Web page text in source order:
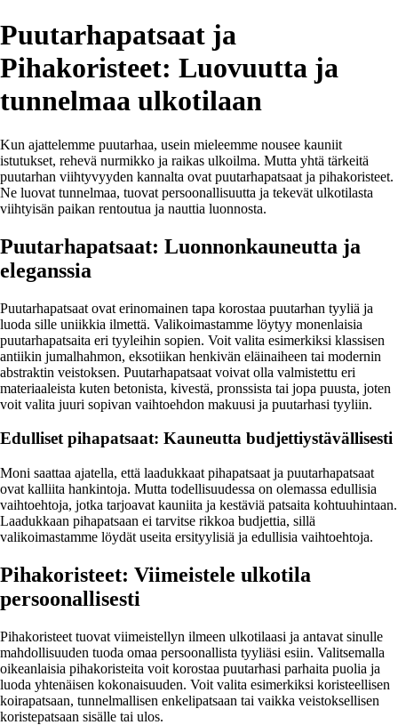
Puutarhapatsaat ja
Pihakoristeet: Luovuutta ja
tunnelmaa ulkotilaan
Kun ajattelemme puutarhaa, usein mieleemme nousee kauniit
istutukset, rehevä nurmikko ja raikas ulkoilma. Mutta yhtä tärkeitä
puutarhan viihtyvyyden kannalta ovat puutarhapatsaat ja pihakoristeet.
Ne luovat tunnelmaa, tuovat persoonallisuutta ja tekevät ulkotilasta
viihtyisän paikan rentoutua ja nauttia luonnosta.
Puutarhapatsaat: Luonnonkauneutta ja
eleganssia
Puutarhapatsaat ovat erinomainen tapa korostaa puutarhan tyyliä ja
luoda sille uniikkia ilmettä. Valikoimastamme löytyy monenlaisia
puutarhapatsaita eri tyyleihin sopien. Voit valita esimerkiksi klassisen
antiikin jumalhahmon, eksotiikan henkivän eläinaiheen tai modernin
abstraktin veistoksen. Puutarhapatsaat voivat olla valmistettu eri
materiaaleista kuten betonista, kivestä, pronssista tai jopa puusta, joten
voit valita juuri sopivan vaihtoehdon makuusi ja puutarhasi tyyliin.
Edulliset pihapatsaat: Kauneutta budjettiystävällisesti
Moni saattaa ajatella, että laadukkaat pihapatsaat ja puutarhapatsaat
ovat kalliita hankintoja. Mutta todellisuudessa on olemassa edullisia
vaihtoehtoja, jotka tarjoavat kauniita ja kestäviä patsaita kohtuuhintaan.
Laadukkaan pihapatsaan ei tarvitse rikkoa budjettia, sillä
valikoimastamme löydät useita ersityylisiä ja edullisia vaihtoehtoja.
Pihakoristeet: Viimeistele ulkotila
persoonallisesti
Pihakoristeet tuovat viimeistellyn ilmeen ulkotilaasi ja antavat sinulle
mahdollisuuden tuoda omaa persoonallista tyyliäsi esiin. Valitsemalla
oikeanlaisia pihakoristeita voit korostaa puutarhasi parhaita puolia ja
luoda yhtenäisen kokonaisuuden. Voit valita esimerkiksi koristeellisen
koirapatsaan, tunnelmallisen enkelipatsaan tai vaikka veistoksellisen
koristepatsaan sisälle tai ulos.